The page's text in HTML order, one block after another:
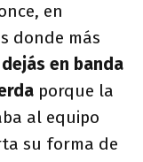
en
donde más
en banda
porque la
al equipo
su forma de